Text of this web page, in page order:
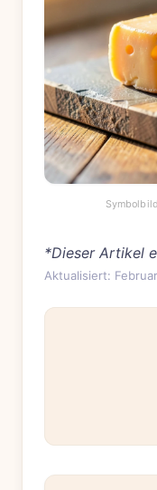
*Dieser Artikel
Aktualisiert: